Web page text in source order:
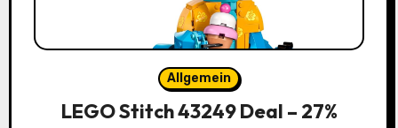
Allgemein
LEGO Stitch 43249 Deal – 27%